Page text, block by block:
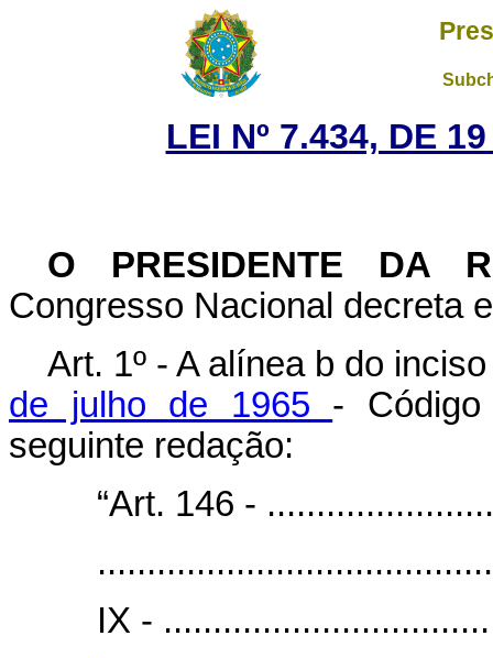
LEI Nº 7.434, DE
O PRESIDENTE DA
Congresso Nacional decreta
Art. 1º - A alínea b do
de julho de 1965 -
seguinte redação:
“Art. 146 -
IX -